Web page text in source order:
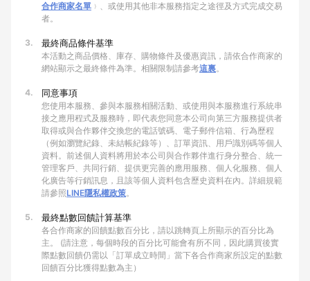
合作商家名單 ﹚、或使用其他非本服務指定之途徑及方式完成交易
者。
3. 最終商品條件基準
本活動之商品價格、庫存、購物條件及優惠資訊，請依合作商家的
網站顯示之最終條件為準。相關限制請參考這裏。
4. 同意事項
您使用本服務、參與本服務相關活動、或使用與本服務進行系統串
接之應用程式及服務時，即代表您同意本公司向第三方服務提供者
取得或與合作夥伴交換您的電話號碼、電子郵件信箱、行為歷程
（例如瀏覽紀錄、未結帳紀錄等）、訂單資訊、用戶識別碼等個人
資料。前述個人資料將用於本公司與合作夥伴進行身分整合、統一
管理客戶、共同行銷、提供更完善的應用服務、個人化服務、個人
化廣告等行銷訊息，且該等個人資料包含歷史資料在內。詳細規範
請參照LINE隱私權政策。
5. 最終點數回饋計算基準
各合作商家的回饋點數百分比，請以跳轉頁上所顯示的百分比為
主。 (請注意，每個時段的百分比可能會有所不同，因此購買後實
際點數回饋仍需以「訂單成立時間」當下各合作商家所設定的點數
回饋百分比獲得點數為主）